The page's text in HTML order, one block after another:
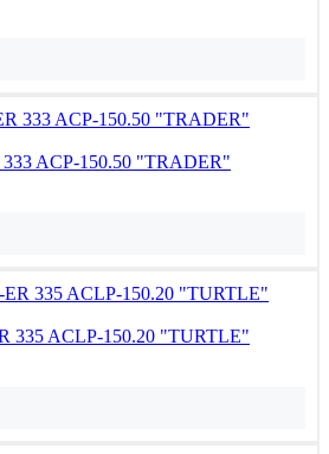
ACP-150.50 "TRADER"
335 ACLP-150.20 "TURTLE"